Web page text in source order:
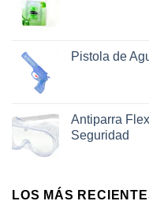
Pistola de
Antiparra
Seguridad
LOS MÁS